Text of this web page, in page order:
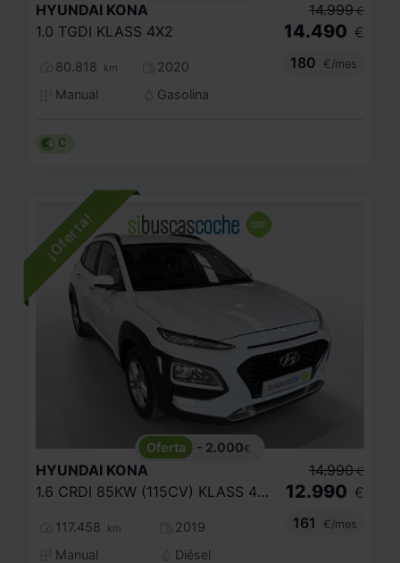
HYUNDAI KONA
1.0 TGDI KLASS 4X2
80.818 km
2020
Manual
Gasolina
14.999 €
14.490 €
180
€/mes
C
- 2.000€
HYUNDAI KONA
1.6 CRDI 85KW (115CV) KLASS 4X2
117.458 km
2019
Manual
Diésel
14.990 €
12.990 €
161
€/mes